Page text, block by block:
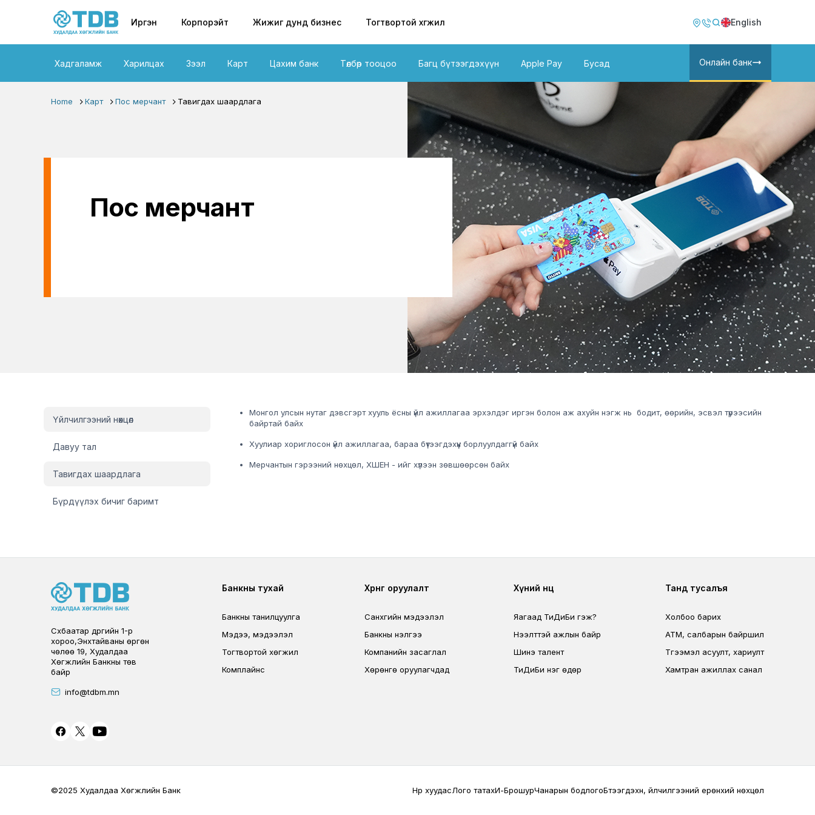
Иргэн Корпорэйт Жижиг дунд бизнес Тогтвортой хөгжил Image
Image English
Хадгаламж Харилцах Зээл Карт Цахим банк Төлбөр тооцоо Багц бүтээгдэхүүн Apple Pay Бусад Онлайн банк
Home Карт Пос мерчант Тавигдах шаардлага
Пос мерчант
Иргэн ПОС Мерчант sidebar
Үйлчилгээний нөхцөл
Давуу тал
Тавигдах шаардлага
Бүрдүүлэх бичиг баримт
Монгол улсын нутаг дэвсгэрт хууль ёсны үйл ажиллагаа эрхэлдэг иргэн болон аж ахуйн нэгж нь бодит, өөрийн, эсвэл түрээсийн
байртай байх
Хуулиар хориглосон үйл ажиллагаа, бараа бүтээгдэхүүн борлуулдаггүй байх
Мерчантын гэрээний нөхцөл, ХШЕН - ийг хүлээн зөвшөөрсөн байх
Сүхбаатар дүүргийн 1-р
хороо,Энхтайваны өргөн
чөлөө 19, Худалдаа
Хөгжлийн Банкны төв
байр
info@tdbm.mn
Footer
Банкны тухай
Банкны танилцуулга
Мэдээ, мэдээлэл
Тогтвортой хөгжил
Комплайнс
Footer third
Хөрөнгө оруулалт
Санхүүгийн мэдээлэл
Банкны үнэлгээ
Компанийн засаглал
Хөрөнгө оруулагчдад
Footer second
Хүний нөөц
Яагаад ТиДиБи гэж?
Нээлттэй ажлын байр
Шинэ талент
ТиДиБи нэг өдөр
Footer fourth
Танд тусалъя
Холбоо барих
ATM, салбарын байршил
Түгээмэл асуулт, хариулт
Хамтран ажиллах санал
©2025 Худалдаа Хөгжлийн Банк Terms Privacy
Нүүр хуудасЛого татахИ-БрошурЧанарын бодлогоБүтээгдэхүүн, үйлчилгээний ерөнхий нөхцөл